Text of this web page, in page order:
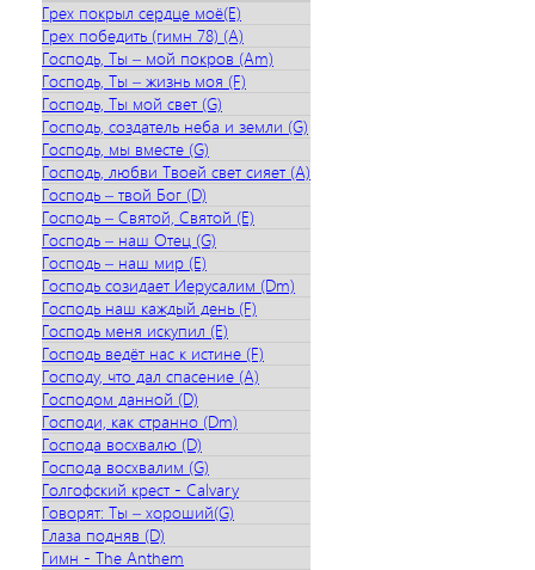
Грех покрыл сердце моё(E)
Грех победить (гимн 78) (A)
Господь, Ты – мой покров (Am)
Господь, Ты – жизнь моя (F)
Господь, Ты мой свет (G)
Господь, создатель неба и земли (G)
Господь, мы вместе (G)
Господь, любви Твоей свет сияет (A)
Господь – твой Бог (D)
Господь – Святой, Святой (E)
Господь – наш Отец (G)
Господь – наш мир (E)
Господь созидает Иерусалим (Dm)
Господь наш каждый день (F)
Господь меня искупил (E)
Господь ведёт нас к истине (F)
Господу, что дал спасение (A)
Господом данной (D)
Господи, как странно (Dm)
Господа восхвалю (D)
Господа восхвалим (G)
Голгофский крест - Calvary
Говорят: Ты – хороший(G)
Глаза подняв (D)
Гимн - The Anthem